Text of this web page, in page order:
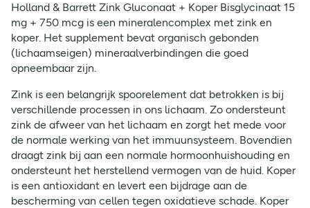
Holland & Barrett Zink Gluconaat + Koper Bisglycinaat 15
mg + 750 mcg is een mineralencomplex met zink en
koper. Het supplement bevat organisch gebonden
(lichaamseigen) mineraalverbindingen die goed
opneembaar zijn.
Zink is een belangrijk spoorelement dat betrokken is bij
verschillende processen in ons lichaam. Zo ondersteunt
zink de afweer van het lichaam en zorgt het mede voor
de normale werking van het immuunsysteem. Bovendien
draagt zink bij aan een normale hormoonhuishouding en
ondersteunt het herstellend vermogen van de huid. Koper
is een antioxidant en levert een bijdrage aan de
bescherming van cellen tegen oxidatieve schade. Koper